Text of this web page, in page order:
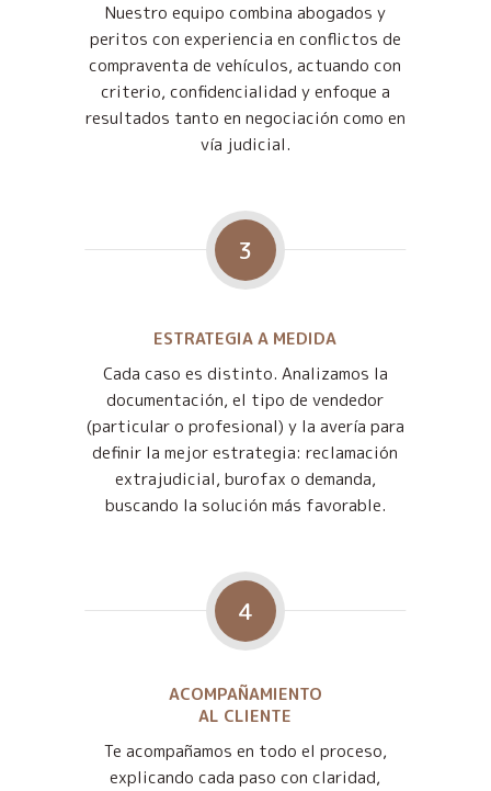
Nuestro equipo combina abogados y
peritos con experiencia en conflictos de
compraventa de vehículos, actuando con
criterio, confidencialidad y enfoque a
resultados tanto en negociación como en
vía judicial.
3
ESTRATEGIA A MEDIDA
Cada caso es distinto. Analizamos la
documentación, el tipo de vendedor
(particular o profesional) y la avería para
definir la mejor estrategia: reclamación
extrajudicial, burofax o demanda,
buscando la solución más favorable.
4
ACOMPAÑAMIENTO
AL CLIENTE
Te acompañamos en todo el proceso,
explicando cada paso con claridad,